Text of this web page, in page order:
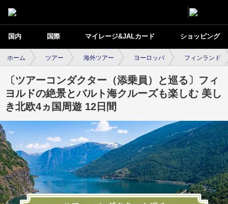
国内 国際 マイレージ&JALカード ショッピング
ホーム ツアー 海外ツアー ヨーロッパ フィンランド
〔ツアーコンダクター（添乗員）と巡る〕フィ
ヨルドの絶景とバルト海クルーズも楽しむ 美し
き北欧4ヵ国周遊 12日間